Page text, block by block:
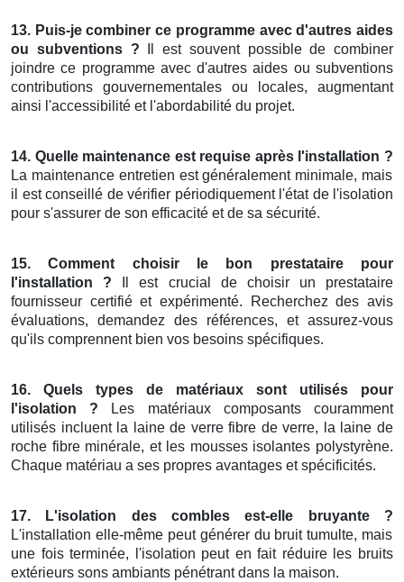
13. Puis-je combiner ce programme avec d'autres aides
ou subventions ? Il est souvent possible de combiner
joindre ce programme avec d'autres aides ou subventions
contributions gouvernementales ou locales, augmentant
ainsi l'accessibilité et l'abordabilité du projet.
14. Quelle maintenance est requise après l'installation ?
La maintenance entretien est généralement minimale, mais
il est conseillé de vérifier périodiquement l'état de l'isolation
pour s'assurer de son efficacité et de sa sécurité.
15. Comment choisir le bon prestataire pour
l'installation ? Il est crucial de choisir un prestataire
fournisseur certifié et expérimenté. Recherchez des avis
évaluations, demandez des références, et assurez-vous
qu'ils comprennent bien vos besoins spécifiques.
16. Quels types de matériaux sont utilisés pour
l'isolation ? Les matériaux composants couramment
utilisés incluent la laine de verre fibre de verre, la laine de
roche fibre minérale, et les mousses isolantes polystyrène.
Chaque matériau a ses propres avantages et spécificités.
17. L'isolation des combles est-elle bruyante ?
L'installation elle-même peut générer du bruit tumulte, mais
une fois terminée, l'isolation peut en fait réduire les bruits
extérieurs sons ambiants pénétrant dans la maison.